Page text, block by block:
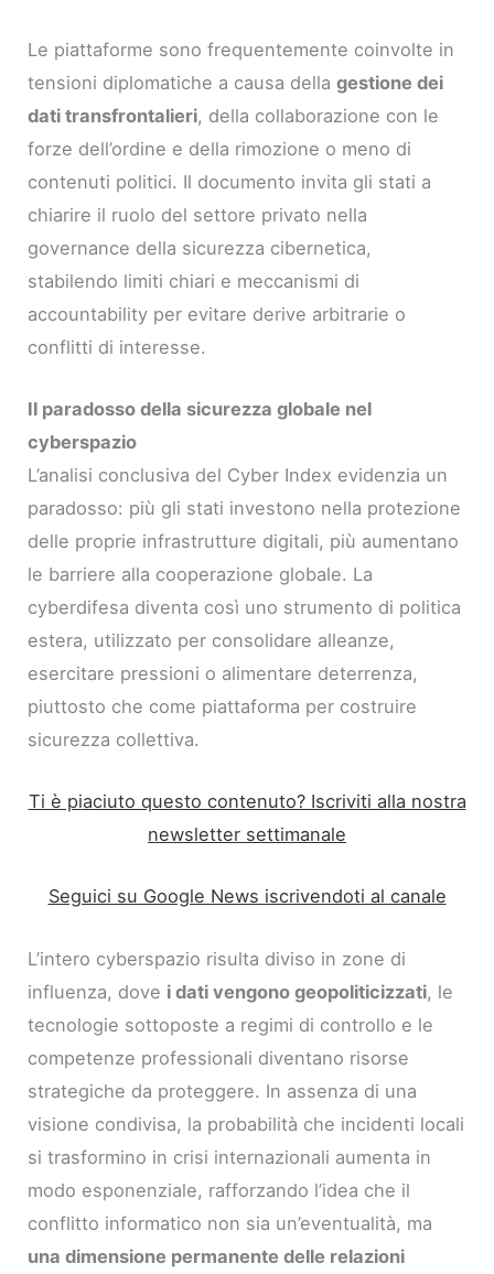
Le piattaforme sono frequentemente coinvolte in
tensioni diplomatiche a causa dellagestione dei
dati transfrontalieri, della collaborazione con le
forze dell’ordine e della rimozione o meno di
contenuti politici. Il documento invita gli stati a
chiarire il ruolo del settore privato nella
governance della sicurezza cibernetica,
stabilendo limiti chiari e meccanismi di
accountability per evitare derive arbitrarie o
conflitti di interesse.
Il paradosso della sicurezza globale nel
cyberspazio
L’analisi conclusiva del Cyber Index evidenzia un
paradosso: più gli stati investono nella protezione
delle proprie infrastrutture digitali, più aumentano
le barriere alla cooperazione globale. La
cyberdifesa diventa così uno strumento di politica
estera, utilizzato per consolidare alleanze,
esercitare pressioni o alimentare deterrenza,
piuttosto che come piattaforma per costruire
sicurezza collettiva.
Ti è piaciuto questo contenuto? Iscriviti alla nostra
newsletter settimanale
Seguici su Google News iscrivendoti al canale
L’intero cyberspazio risulta diviso in zone di
influenza, dove i dati vengono geopoliticizzati, le
tecnologie sottoposte a regimi di controllo e le
competenze professionali diventano risorse
strategiche da proteggere. In assenza di una
visione condivisa, la probabilità che incidenti locali
si trasformino in crisi internazionali aumenta in
modo esponenziale, rafforzando l’idea che il
conflitto informatico non sia un’eventualità, ma
una dimensione permanente delle relazioni